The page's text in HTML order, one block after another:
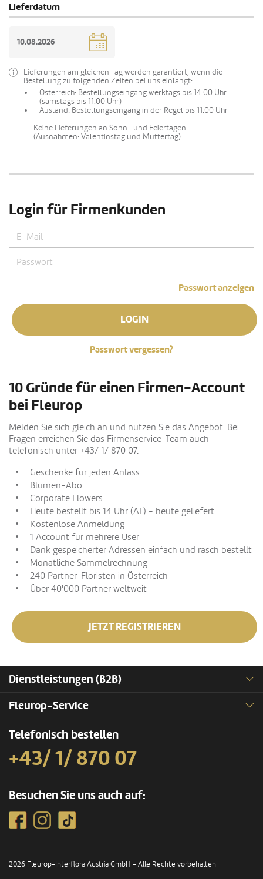
Lieferdatum
Lieferungen am gleichen Tag werden garantiert, wenn die
Bestellung zu folgenden Zeiten bei uns einlangt:
Österreich: Bestellungseingang werktags bis 14.00 Uhr
(samstags bis 11.00 Uhr)
Ausland: Bestellungseingang in der Regel bis 11.00 Uhr
Keine Lieferungen an Sonn- und Feiertagen.
(Ausnahmen: Valentinstag und Muttertag)
Login für Firmenkunden
Passwort anzeigen
LOGIN
Passwort vergessen?
10 Gründe für einen Firmen-Account
bei Fleurop
Melden Sie sich gleich an und nutzen Sie das Angebot. Bei
Fragen erreichen Sie das Firmenservice-Team auch
telefonisch unter +43/ 1/ 870 07.
Geschenke für jeden Anlass
Blumen-Abo
Corporate Flowers
Heute bestellt bis 14 Uhr (AT) - heute geliefert
Kostenlose Anmeldung
1 Account für mehrere User
Dank gespeicherter Adressen einfach und rasch bestellt
Monatliche Sammelrechnung
240 Partner-Floristen in Österreich
Über 40'000 Partner weltweit
JETZT REGISTRIEREN
Dienstleistungen (B2B)
Fleurop-Service
Telefonisch bestellen
+43/ 1/ 870 07
Besuchen Sie uns auch auf:
2026 Fleurop-Interflora Austria GmbH - Alle Rechte vorbehalten